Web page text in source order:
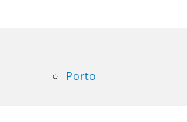
Porto